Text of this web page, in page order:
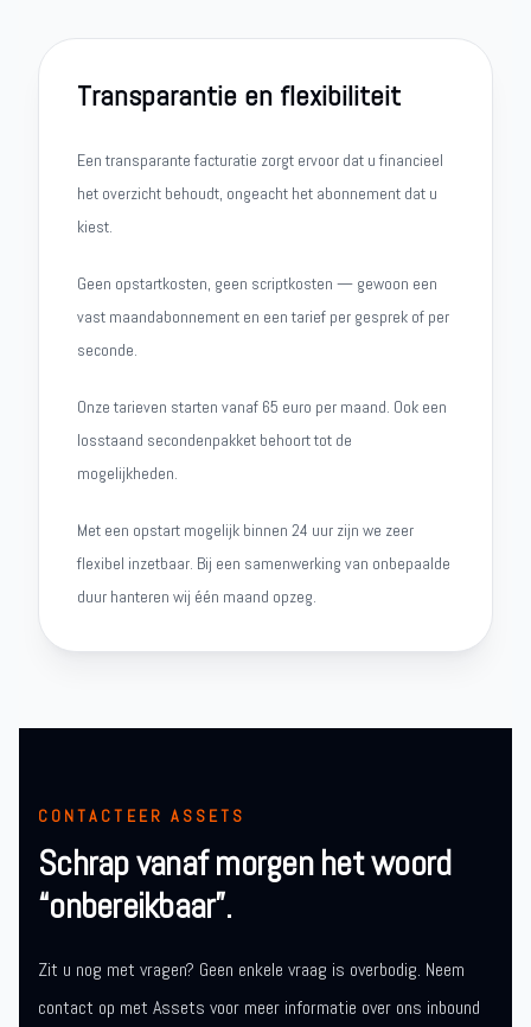
Transparantie en flexibiliteit
Een transparante facturatie zorgt ervoor dat u financieel
het overzicht behoudt, ongeacht het abonnement dat u
kiest.
Geen opstartkosten, geen scriptkosten — gewoon een
vast maandabonnement en een tarief per gesprek of per
seconde.
Onze tarieven starten vanaf 65 euro per maand. Ook een
losstaand secondenpakket behoort tot de
mogelijkheden.
Met een opstart mogelijk binnen 24 uur zijn we zeer
flexibel inzetbaar. Bij een samenwerking van onbepaalde
duur hanteren wij één maand opzeg.
CONTACTEER ASSETS
Schrap vanaf morgen het woord
“onbereikbaar”.
Zit u nog met vragen? Geen enkele vraag is overbodig. Neem
contact op met Assets voor meer informatie over ons inbound